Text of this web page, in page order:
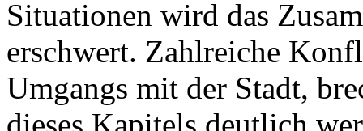
Situationen wird das
erschwert. Zahlreiche
Umgangs mit der Stadt,
dieses Kapitels deutlich